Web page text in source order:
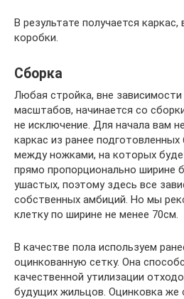
В результате получается
коробки.
Сборка
Любая стройка, вне
масштабов, начинается со
не исключение. Для начала вам
каркас из ранее подготовленных
между ножками, на которых
прямо пропорционально ширине
ушастых, поэтому здесь все
собственных амбиций. Но мы
клетку по ширине не менее 70см.
В качестве пола используем
оцинкованную сетку. Она
качественной утилизации
будущих жильцов. Оцинковка же